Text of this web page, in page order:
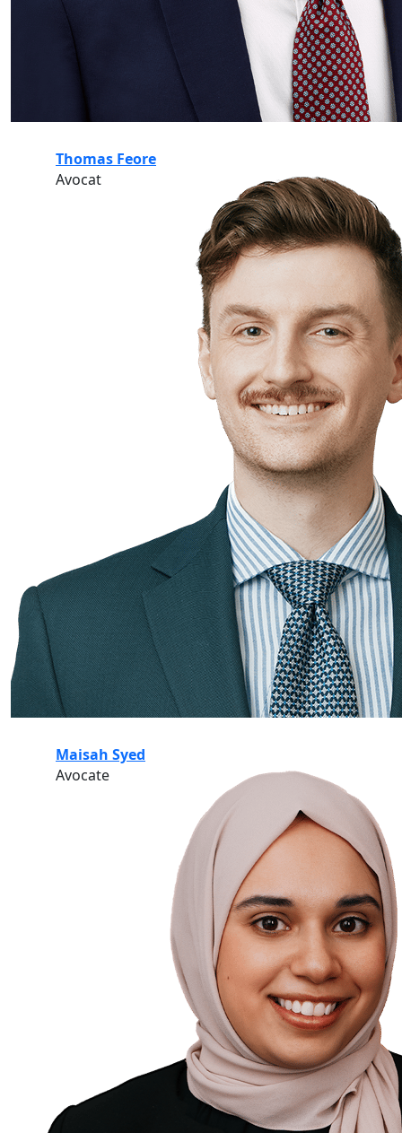
Thomas Feore
Avocat
Maisah Syed
Avocate